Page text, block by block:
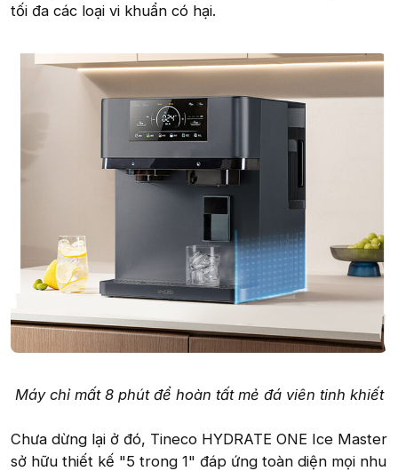
tối đa các loại vi khuẩn có hại.
Máy chỉ mất 8 phút để hoàn tất mẻ đá viên tinh khiết
Chưa dừng lại ở đó, Tineco HYDRATE ONE Ice Master
sở hữu thiết kế "5 trong 1" đáp ứng toàn diện mọi nhu